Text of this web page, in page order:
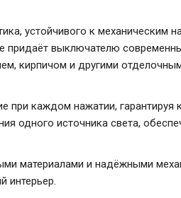
устойчивого к
придаёт выключателю
кирпичом и другими
при каждом нажатии,
одного источника света,
материалами и надёжными
интерьер.